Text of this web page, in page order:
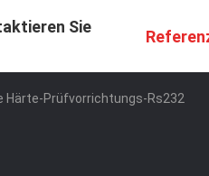
Sie
Härte-Prüfvorrichtungs-Rs232